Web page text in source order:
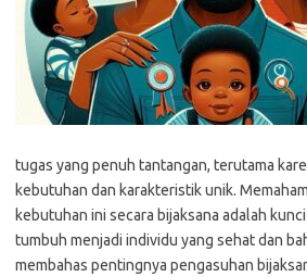
tugas yang penuh tantangan, terutama
kebutuhan dan karakteristik unik.
kebutuhan ini secara bijaksana adalah
tumbuh menjadi individu yang sehat dan
membahas pentingnya pengasuhan